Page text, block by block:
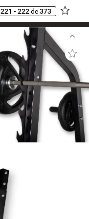
221 - 222de373